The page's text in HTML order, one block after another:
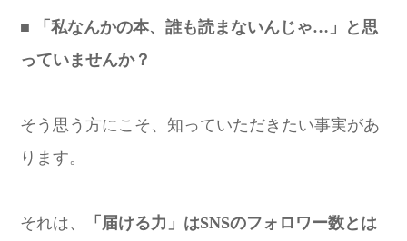
■ 「私なんかの本、誰も読まないんじゃ…」と思
っていませんか？
そう思う方にこそ、知っていただきたい事実があ
ります。
それは、
「届ける力」はSNSのフォロワー数とは